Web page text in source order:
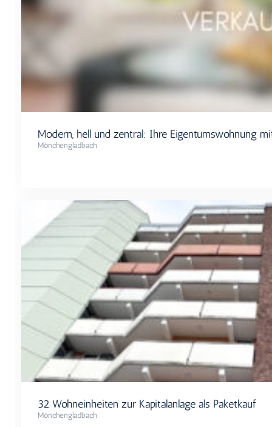
Modern, hell und zentral: Ihre Eigentumswohnung
Mönchengladbach
32 Wohneinheiten zur Kapitalanlage als Paketkauf
Mönchengladbach